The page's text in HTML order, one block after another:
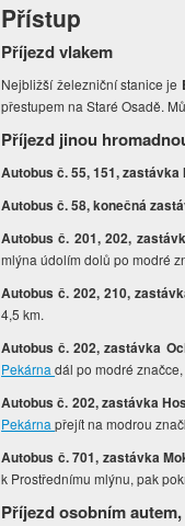
Přístup
Příjezd vlakem
Nejbližší železniční stanice je
přestupem na Staré Osadě.
Příjezd jinou
Autobus č. 55, 151, zastávka
Autobus č. 58, konečná
Autobus č. 201, 202,
mlýna údolím dolů po modré
Autobus č. 202, 210,
4,5 km.
Autobus č. 202, zastávka
Pekárnadál po modré
Autobus č. 202, zastávka
Pekárnapřejít na modrou
Autobus č. 701, zastávka
k Prostřednímu mlýnu, pak
Příjezd osobním